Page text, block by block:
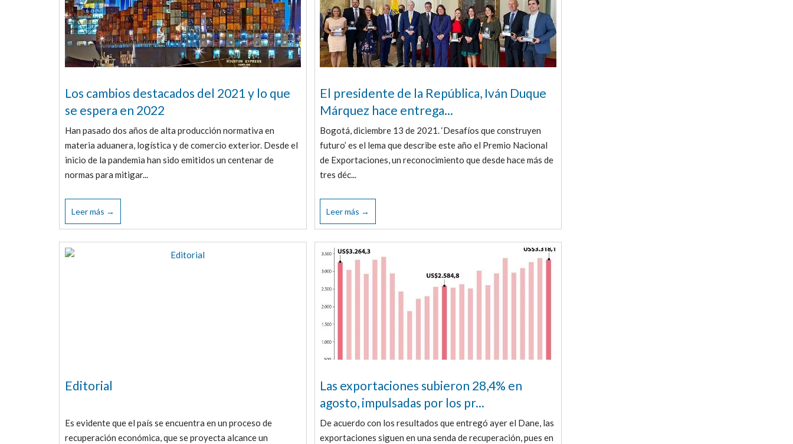
Los cambios destacados del 2021 y lo que
se espera en 2022
Han pasado dos años de alta producción normativa en
materia aduanera, logística y de comercio exterior. Desde el
inicio de la pandemia han sido emitidos un centenar de
normas para mitigar...
Leer más →
El presidente de la República, Iván Duque
Márquez hace entrega...
Bogotá, diciembre 13 de 2021. ‘Desafíos que construyen
futuro’ es el lema que describe este año el Premio Nacional
de Exportaciones, un reconocimiento que desde hace más de
tres déc...
Leer más →
Editorial
Es evidente que el país se encuentra en un proceso de
recuperación económica, que se proyecta alcance un
Las exportaciones subieron 28,4% en
agosto, impulsadas por los pr...
De acuerdo con los resultados que entregó ayer el Dane, las
exportaciones siguen en una senda de recuperación, pues en